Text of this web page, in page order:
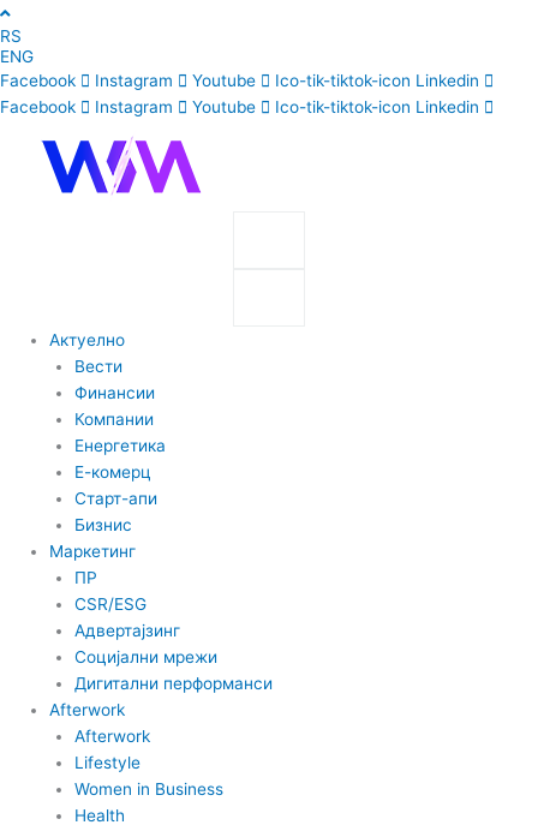
Skip
to
content
RS
ENG
Facebook
Instagram Youtube Ico-tik-tiktok-icon Linkedin
Facebook
Instagram Youtube Ico-tik-tiktok-icon Linkedin
Актуелно
Вести
Финансии
Компании
Енергетика
Е-комерц
Старт-апи
Бизнис
Маркетинг
ПР
CSR/ESG
Адвертајзинг
Социјални мрежи
Дигитални перформанси
Afterwork
Afterwork
Lifestyle
Women in Business
Health